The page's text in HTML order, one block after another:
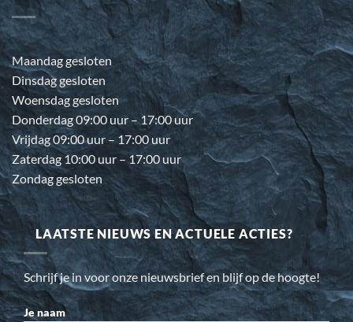
Maandag gesloten
Dinsdag gesloten
Woensdag gesloten
Donderdag 09:00 uur – 17:00 uur
Vrijdag 09:00 uur – 17:00 uur
Zaterdag 10:00 uur – 17:00 uur
Zondag gesloten
LAATSTE NIEUWS EN ACTUELE ACTIES?
Schrijf je in voor onze nieuwsbrief en blijf op de hoogte!
Je naam